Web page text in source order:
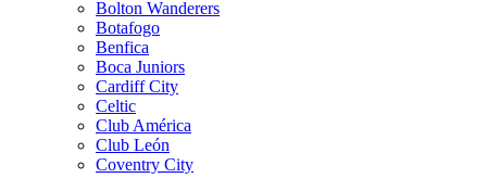
Bolton Wanderers
Botafogo
Benfica
Boca Juniors
Cardiff City
Celtic
Club América
Club León
Coventry City